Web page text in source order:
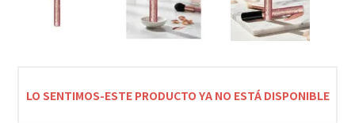
LO SENTIMOS-ESTE PRODUCTO YA NO ESTÁ DISPONIBLE